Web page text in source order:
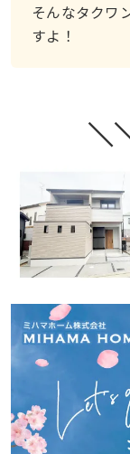
そんなタクワ
すよ！
＼